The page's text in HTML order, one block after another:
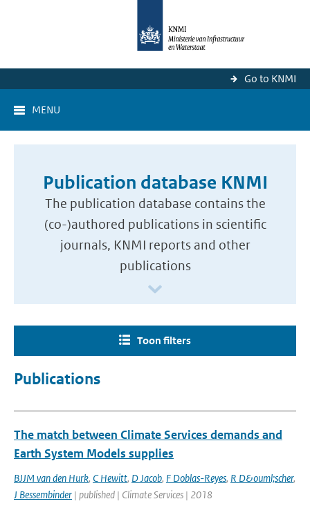
Go to KNMI
MENU
Publication database KNMI
The publication database contains the
(co-)authored publications in scientific
journals, KNMI reports and other
publications
Toon filters
Publications
The match between Climate Services demands and
Earth System Models supplies
BJJM van den Hurk, C Hewitt, D Jacob, F Doblas-Reyes, R D&ouml;scher,
J Bessembinder | published | Climate Services | 2018